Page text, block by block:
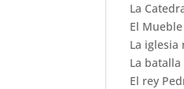
La
El
La iglesia
La
El rey